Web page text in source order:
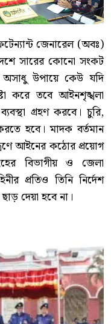
জেনারেল (অবঃ)
সারের কোনো সংকট
অসাধু উপায়ে কেউ যদি
করে তবে আইনশৃঙ্খলা
গ্রহণ করবে। চুরি,
হবে। মাদক বর্তমান
আইনের কঠোর প্রয়োগ
বিভাগীয় ও জেলা
প্রতিও তিনি নির্দেশ
দেয়া হবে না।